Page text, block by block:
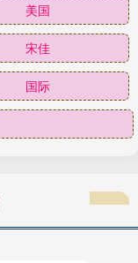
美国
宋佳
国际